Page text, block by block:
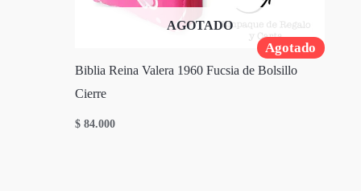
Agotado
AGOTADO
Biblia Reina Valera 1960 Fucsia de Bolsillo
Cierre
$ 84.000